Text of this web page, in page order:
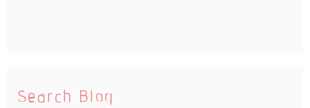
Search Blog